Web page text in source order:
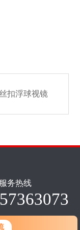
丝扣浮球视镜
务热线